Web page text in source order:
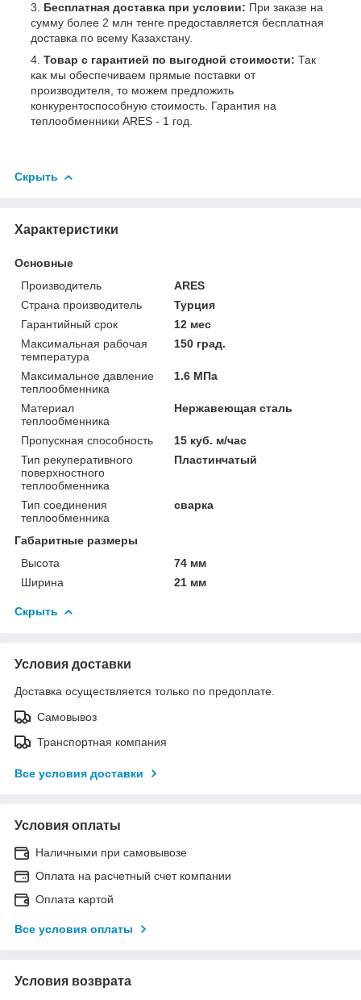
Бесплатная доставка при условии: При заказе на
сумму более 2 млн тенге предоставляется бесплатная
доставка по всему Казахстану.
Товар с гарантией по выгодной стоимости: Так
как мы обеспечиваем прямые поставки от
производителя, то можем предложить
конкурентоспособную стоимость. Гарантия на
теплообменники ARES - 1 год.
Скрыть
Характеристики
Основные
Производитель
ARES
Страна производитель
Турция
Гарантийный срок
12 мес
Максимальная рабочая
температура
150 град.
Максимальное давление
теплообменника
1.6 МПа
Материал
теплообменника
Нержавеющая сталь
Пропускная способность
15 куб. м/час
Тип рекуперативного
поверхностного
теплообменника
Пластинчатый
Тип соединения
теплообменника
сварка
Габаритные размеры
Высота
74 мм
Ширина
21 мм
Скрыть
Условия доставки
Доставка осуществляется только по предоплате.
Самовывоз
Транспортная компания
Все условия доставки
Условия оплаты
Наличными при самовывозе
Оплата на расчетный счет компании
Оплата картой
Все условия оплаты
Условия возврата